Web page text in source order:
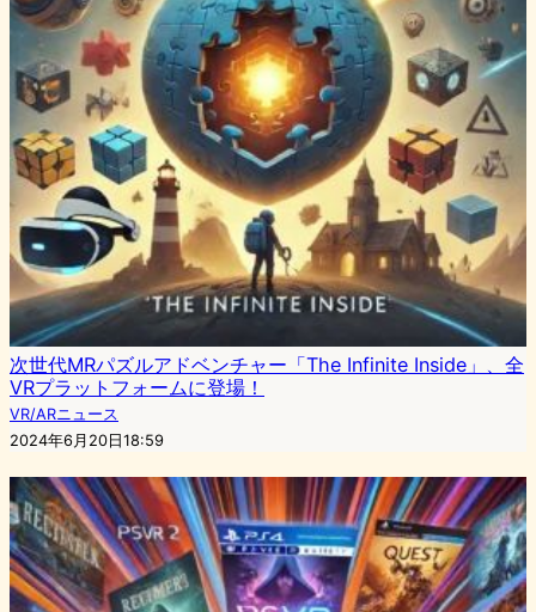
次世代MRパズルアドベンチャー「The Infinite Inside」、全
VRプラットフォームに登場！
VR/ARニュース
2024年6月20日18:59